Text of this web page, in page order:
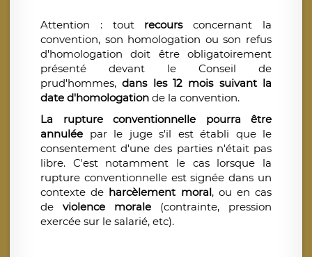
Attention : tout recoursconcernant la
convention, son homologation ou son refus
d'homologation doit être obligatoirement
présenté devant le Conseil de
prud'hommes,dans les 12 mois suivant la
date d'homologation de la convention.
La rupture conventionnelle pourra être
annulée par le juge s'il est établi que le
consentement d'une des parties n'était pas
libre. C'est notamment le cas lorsque la
rupture conventionnelle est signée dans un
contexte de harcèlement moral, ou en cas
de violence morale (contrainte, pression
exercée sur le salarié, etc).